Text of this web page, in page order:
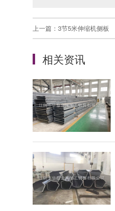
上一篇： 3节5米伸缩机侧板
相关资讯